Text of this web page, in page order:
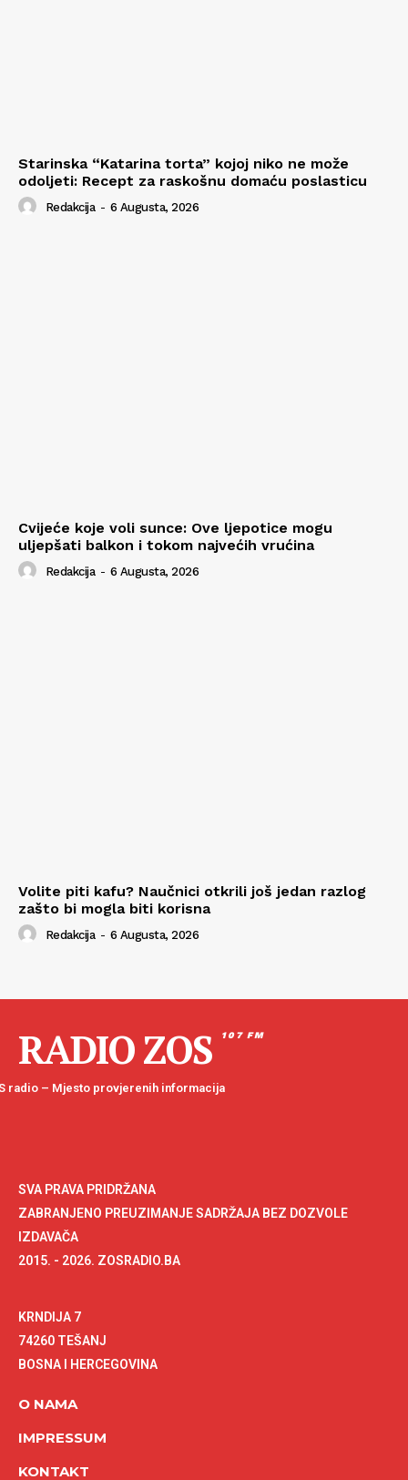
Starinska “Katarina torta” kojoj niko ne može
odoljeti: Recept za raskošnu domaću poslasticu
Redakcija - 6 Augusta, 2026
Cvijeće koje voli sunce: Ove ljepotice mogu
uljepšati balkon i tokom najvećih vrućina
Redakcija - 6 Augusta, 2026
Volite piti kafu? Naučnici otkrili još jedan razlog
zašto bi mogla biti korisna
Redakcija - 6 Augusta, 2026
RADIO ZOS 107 FM
radio – Mjesto provjerenih informacija
SVA PRAVA PRIDRŽANA
ZABRANJENO PREUZIMANJE SADRŽAJA BEZ DOZVOLE
IZDAVAČA
2015. - 2026. ZOSRADIO.BA
KRNDIJA 7
74260 TEŠANJ
BOSNA I HERCEGOVINA
O NAMA
IMPRESSUM
KONTAKT